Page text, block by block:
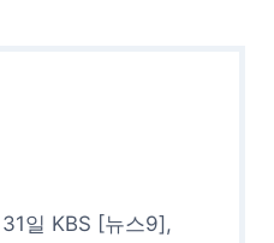
일 KBS [뉴스9],